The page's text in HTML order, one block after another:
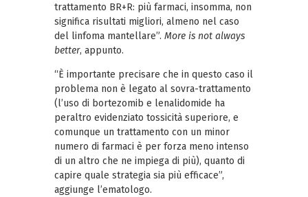
trattamento BR+R: più farmaci, insomma, non
significa risultati migliori, almeno nel caso
del linfoma mantellare”. More is not always
better, appunto.
“È importante precisare che in questo caso il
problema non è legato al sovra-trattamento
(l’uso di bortezomib e lenalidomide ha
peraltro evidenziato tossicità superiore, e
comunque un trattamento con un minor
numero di farmaci è per forza meno intenso
di un altro che ne impiega di più), quanto di
capire quale strategia sia più efficace”,
aggiunge l’ematologo.